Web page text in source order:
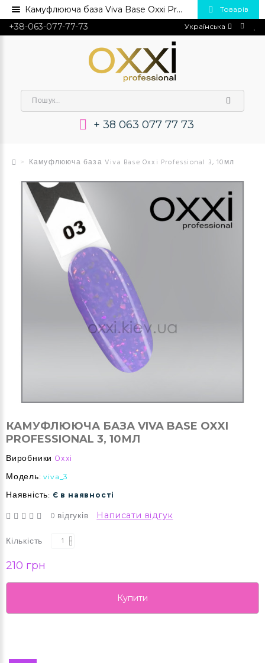
+38-063-077-77-73 Українська
+ 38 063 077 77 73
Товарів
Камуфлююча база Viva Base Oxxi Professional 3, 10мл
КАМУФЛЮЮЧА БАЗА VIVA BASE OXXI
PROFESSIONAL 3, 10МЛ
Виробники Oxxi
Модель: viva_3
Наявність: Є в наявності
0 відгуків Написати відгук
Кількість
210 грн
Купити
Камуфлююча база Viva Base Oxxi Professional 3, 10мл💅 Купити в Україні опт та роздріб